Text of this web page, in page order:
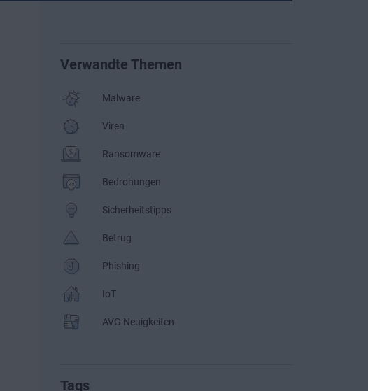
Verwandte Themen
Malware
Viren
Ransomware
Bedrohungen
Sicherheitstipps
Betrug
Phishing
IoT
AVG Neuigkeiten
Tags